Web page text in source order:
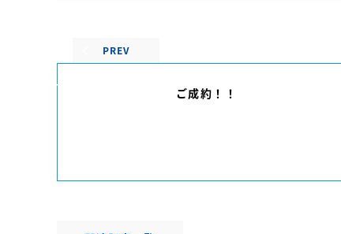
PREV
ご成約！！